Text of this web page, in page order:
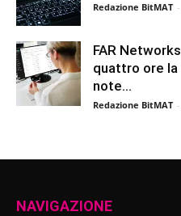
Redazione BitMAT -
FAR
quattro ore
note...
Redazione BitMAT -
NAVIGAZIONE